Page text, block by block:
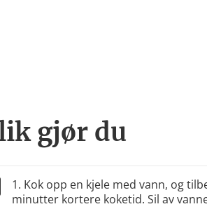
gjør du
1. Kok opp en kjele med vann, og
minutter kortere koketid. Sil av